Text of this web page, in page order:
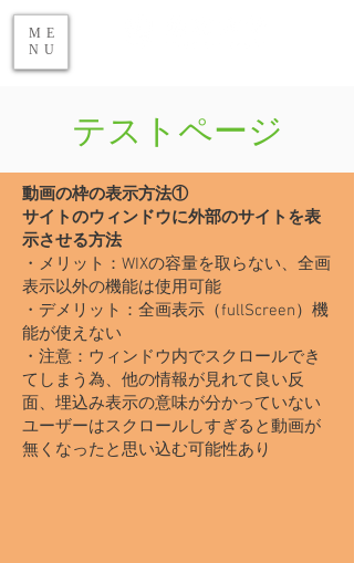
ME
NU
​テストページ
動画の枠の表示​方法①
サイトのウィンドウに外部のサイトを表
示させる方法
・メリット：WIXの容量を取らない、全画
表示以外の機能は使用可能
・デメリット：全画表示（fullScreen）機
能が使えない
・注意：ウィンドウ内でスクロールでき
てしまう為、他の情報が見れて良い反
面、埋込み表示の意味が分かっていない
ユーザーはスクロールしすぎると動画が
無くなったと思い込む可能性あり